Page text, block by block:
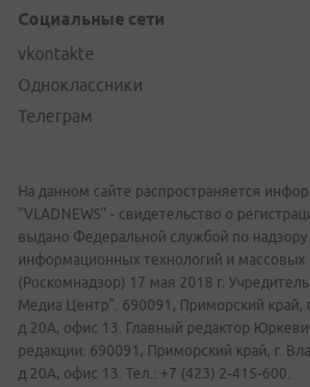
Социальные сети
vkontakte
Одноклассники
Телеграм
На данном сайте распространяется
"VLADNEWS" - свидетельство о
выдано Федеральной службой по надзору
информационных технологий и массовых
(Роскомнадзор) 17 мая 2018 г.
Медиа Центр". 690091, Приморский край,
д.20А, офис 13. Главный редактор
редакции: 690091, Приморский край, г.
д.20А, офис 13. Тел.: +7 (423) 2-415-600.